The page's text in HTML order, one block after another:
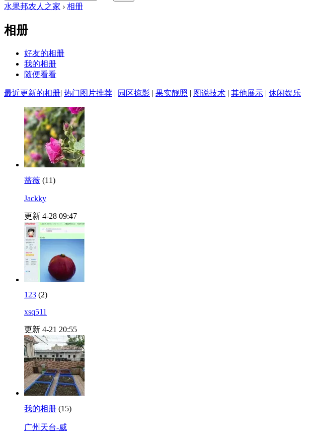
水果邦农人之家 › 相册
相册
好友的相册
我的相册
随便看看
最近更新的相册| 热门图片推荐 | 园区掠影 | 果实靓照 | 图说技术 | 其他展示 | 休闲娱乐
蔷薇 (11)
Jackky
更新 4-28 09:47
123 (2)
xsq511
更新 4-21 20:55
我的相册 (15)
广州天台-威